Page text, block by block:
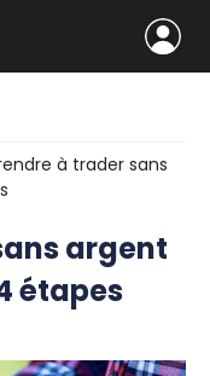
à trader sans
argent
étapes